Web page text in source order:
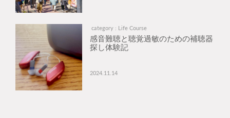
category : Life Course
感音難聴と聴覚過敏のための補聴器
探し体験記
2024.11.14